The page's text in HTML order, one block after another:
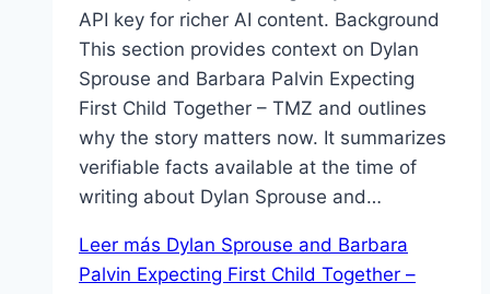
API key for richer AI content. Background
This section provides context on Dylan
Sprouse and Barbara Palvin Expecting
First Child Together – TMZ and outlines
why the story matters now. It summarizes
verifiable facts available at the time of
writing about Dylan Sprouse and…
Leer más Dylan Sprouse and Barbara
Palvin Expecting First Child Together –